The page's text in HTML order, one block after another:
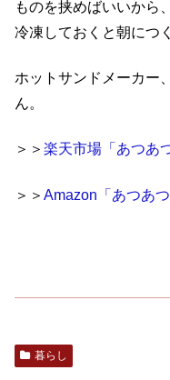
ものを挟めばいいから
冷凍しておくと朝につ
ホットサンドメーカー
ん。
＞＞ 楽天市場「あつあ
＞＞ Amazon「あつあ
暮らし